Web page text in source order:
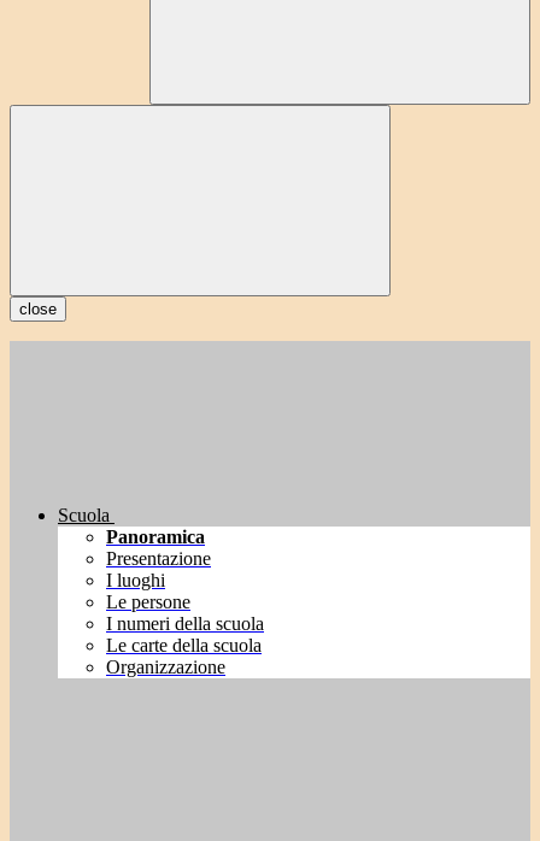
close
Scuola
Panoramica
Presentazione
I luoghi
Le persone
I numeri della scuola
Le carte della scuola
Organizzazione